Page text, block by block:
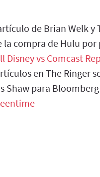
de Brian Welk y
compra de Hulu por
Disney vs Comcast
en The Ringer
Shaw para